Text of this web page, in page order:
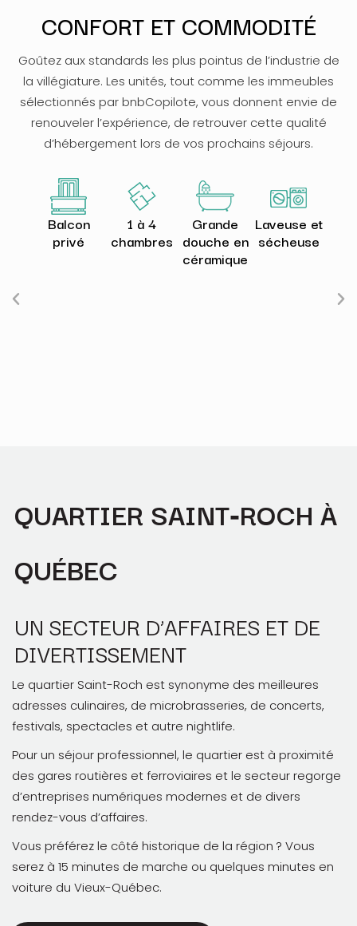
CONFORT ET COMMODITÉ
Goûtez aux standards les plus pointus de l’industrie de
la villégiature. Les unités, tout comme les immeubles
sélectionnés par bnbCopilote, vous donnent envie de
renouveler l’expérience, de retrouver cette qualité
d’hébergement lors de vos prochains séjours.
Balcon
privé
1 à 4
chambres
Grande
douche en
céramique
Laveuse et
sécheuse
QUARTIER SAINT‑ROCH À
QUÉBEC
UN SECTEUR D’AFFAIRES ET DE
DIVERTISSEMENT
Le quartier Saint-Roch est synonyme des meilleures
adresses culinaires, de microbrasseries, de concerts,
festivals, spectacles et autre nightlife.
Pour un séjour professionnel, le quartier est à proximité
des gares routières et ferroviaires et le secteur regorge
d’entreprises numériques modernes et de divers
rendez-vous d’affaires.
Vous préférez le côté historique de la région ? Vous
serez à 15 minutes de marche ou quelques minutes en
voiture du Vieux-Québec.